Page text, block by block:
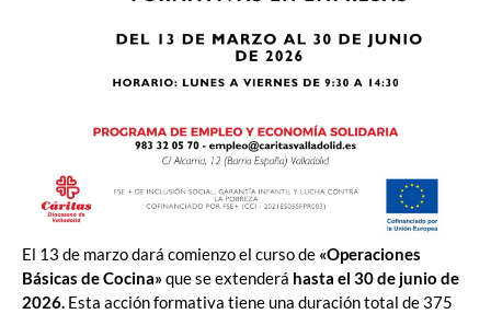
El 13 de marzo dará comienzo el curso de «Operaciones
Básicas de Cocina»que se extenderá hasta el 30 de junio de
2026. Esta acción formativa tiene una duración total de 375